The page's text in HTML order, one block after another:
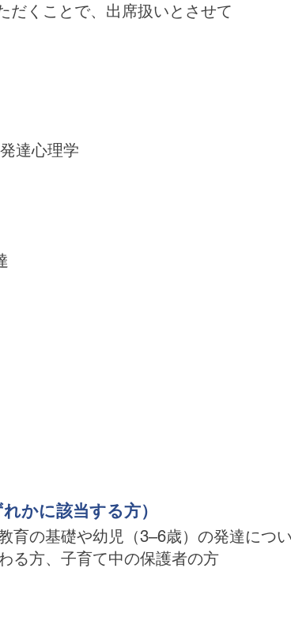
だくことで、出席扱いとさせて
達心理学
かに該当する方）
育の基礎や幼児（3–6歳）の発達につ
る方、子育て中の保護者の方